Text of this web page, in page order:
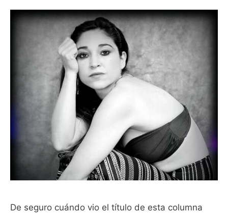
De seguro cuándo vio el título de esta columna